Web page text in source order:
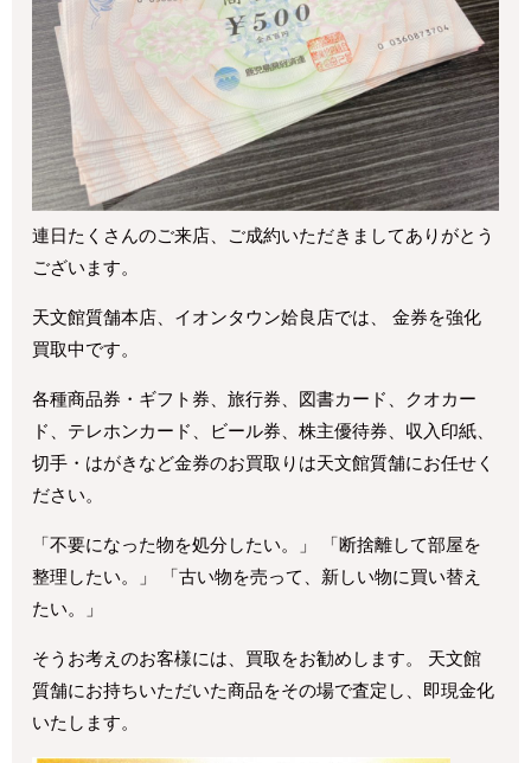
連日たくさんのご来店、ご成約いただきましてありがとう
ございます。
天文館質舗本店、イオンタウン姶良店では、 金券を強化
買取中です。
各種商品券・ギフト券、旅行券、図書カード、クオカー
ド、テレホンカード、ビール券、株主優待券、収入印紙、
切手・はがきなど金券のお買取りは天文館質舗にお任せく
ださい。
「不要になった物を処分したい。」 「断捨離して部屋を
整理したい。」 「古い物を売って、新しい物に買い替え
たい。」
そうお考えのお客様には、買取をお勧めします。 天文館
質舗にお持ちいただいた商品をその場で査定し、即現金化
いたします。